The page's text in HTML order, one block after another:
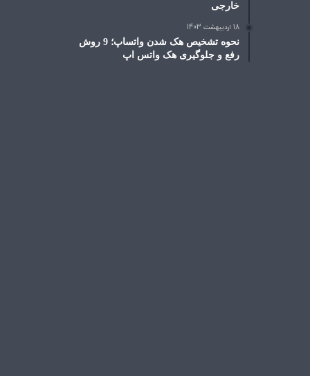
خارجی
18 اردیبهشت 1403
نحوه تشخیص هک شدن واتساپ؛ 9 روش
رفع و جلوگیری هک واتس اپ